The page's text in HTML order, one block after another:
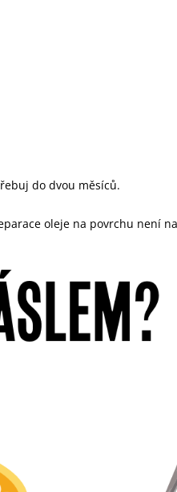
do dvou měsíců.
oleje na povrchu není